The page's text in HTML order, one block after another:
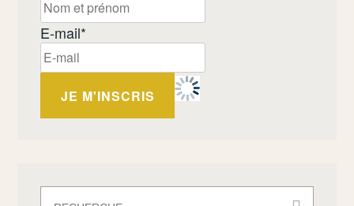
E-mail*